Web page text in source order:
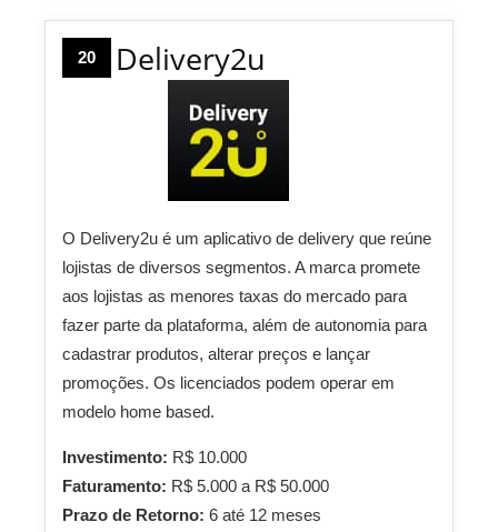
20 Delivery2u
O Delivery2u é um aplicativo de delivery que reúne
lojistas de diversos segmentos. A marca promete
aos lojistas as menores taxas do mercado para
fazer parte da plataforma, além de autonomia para
cadastrar produtos, alterar preços e lançar
promoções. Os licenciados podem operar em
modelo home based.
Investimento: R$ 10.000
Faturamento: R$ 5.000 a R$ 50.000
Prazo de Retorno: 6 até 12 meses